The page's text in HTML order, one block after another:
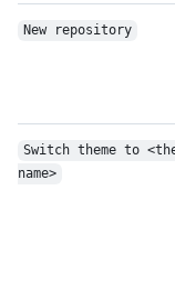
New repository
Switch theme to
name>